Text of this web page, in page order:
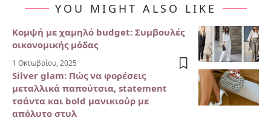
YOU MIGHT ALSO LIKE
Κομψή με χαμηλό budget: Συμβουλές
οικονομικής μόδας
1 Οκτωβρίου, 2025
Silver glam: Πώς να φορέσεις
μεταλλικά παπούτσια, statement
τσάντα και bold μανικιούρ με
απόλυτο στυλ